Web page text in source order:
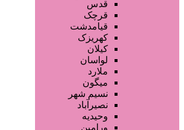
قدس
قرچک
قیامدشت
کهریزک
کیلان
لواسان
ملارد
میگون
نسیم شهر
نصیرآباد
وحیدیه
ورامین
صفحه اصلی
آگهی انبوه
طراحی سایت
صفحه اختصاصی
لیست سایتهای تبلیغاتی